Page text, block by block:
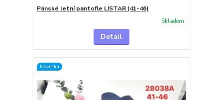
Pánské letní pantofle LISTAR (41-46)
Skladem
Detail
Novinka